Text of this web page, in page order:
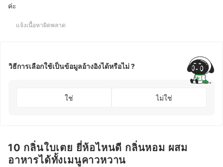
ค่ะ
แจ้งเนื้อหาผิดพลาด
วิธีการเลือกใช้เป็นข้อมูลอ้างอิงได้หรือไม่ ?
ใช่ ไม่ใช่
10 กลิ่นใบเตย ยี่ห้อไหนดี กลิ่นหอม ผสม
อาหารได้ทั้งเมนูคาวหวาน